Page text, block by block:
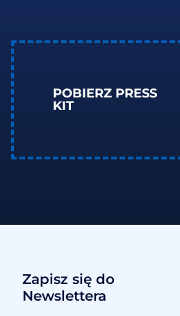
POBIERZ PRESS
KIT
Zapisz się do
Newslettera